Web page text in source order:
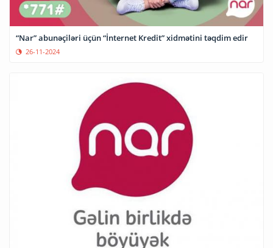
“Nar” abunəçiləri üçün “İnternet Kredit” xidmətini təqdim edir
26-11-2024